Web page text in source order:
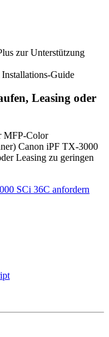
zur Unterstützung
Guide
Leasing oder
MFP-Color
Canon iPF TX-3000
Leasing zu geringen
SCi 36C anfordern